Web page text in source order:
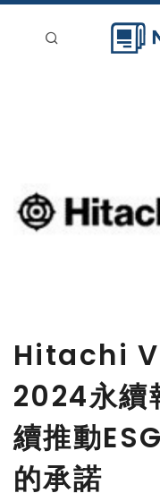
Hitachi
2024永續
續推動
的承諾